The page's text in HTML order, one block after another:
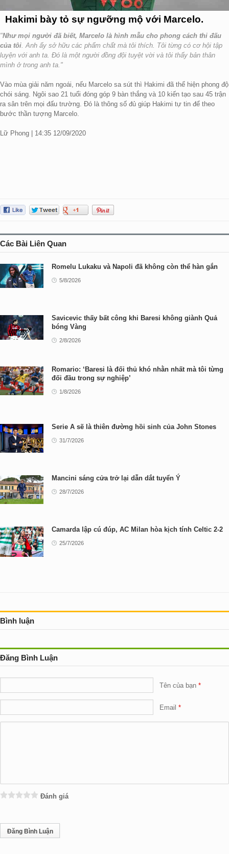
Hakimi bày tỏ sự ngưỡng mộ với Marcelo.
"Như mọi người đã biết, Marcelo là hình mẫu cho phong cách thi đấu
của tôi . Anh ấy sở hữu các phẩm chất mà tôi thích. Tôi từng có cơ hội tập
luyện với anh ta. Đó là một người đồng đội tuyệt vời và tôi thấy bản thân
mình ở trong anh ta."
Vào mùa giải năm ngoái, nếu Marcelo sa sút thì Hakimi đã thể hiện phong độ
chói sáng. Ngôi sao 21 tuổi đóng góp 9 bàn thắng và 10 kiến tạo sau 45 trận
ra sân trên mọi đấu trường. Đó là thông số đủ giúp Hakimi tự tin để theo
bước thần tượng Marcelo.
Lữ Phong | 14:35 12/09/2020
Các Bài Liên Quan
Romelu Lukaku và Napoli đã không còn thể hàn gắn
5/8/2026
Savicevic thấy bất công khi Baresi không giành Quả
bóng Vàng
2/8/2026
Romario: ‘Baresi là đối thủ khó nhằn nhất mà tôi từng
đối đầu trong sự nghiệp’
1/8/2026
Serie A sẽ là thiên đường hồi sinh của John Stones
31/7/2026
Mancini sáng cửa trở lại dẫn dắt tuyển Ý
28/7/2026
Camarda lập cú đúp, AC Milan hòa kịch tính Celtic 2-2
25/7/2026
Bình luận
Đăng Bình Luận
Tên của bạn
Email
Đánh giá